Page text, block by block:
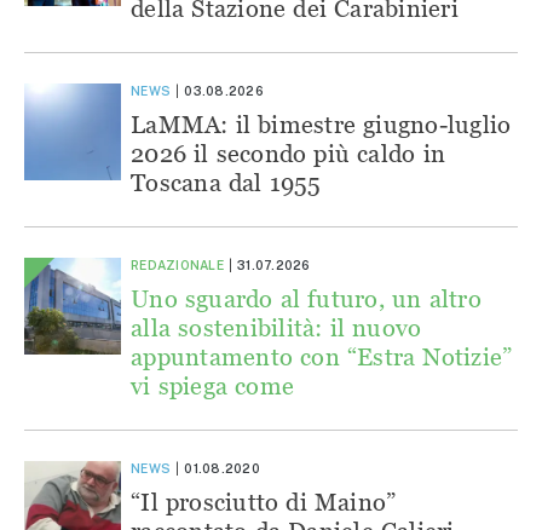
della Stazione dei Carabinieri
NEWS 03.08.2026
LaMMA: il bimestre giugno-luglio
2026 il secondo più caldo in
Toscana dal 1955
REDAZIONALE 31.07.2026
Uno sguardo al futuro, un altro
alla sostenibilità: il nuovo
appuntamento con “Estra Notizie”
vi spiega come
NEWS 01.08.2020
“Il prosciutto di Maino”